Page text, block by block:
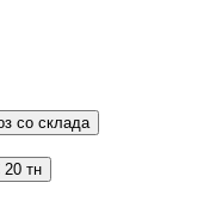
со склада
тн